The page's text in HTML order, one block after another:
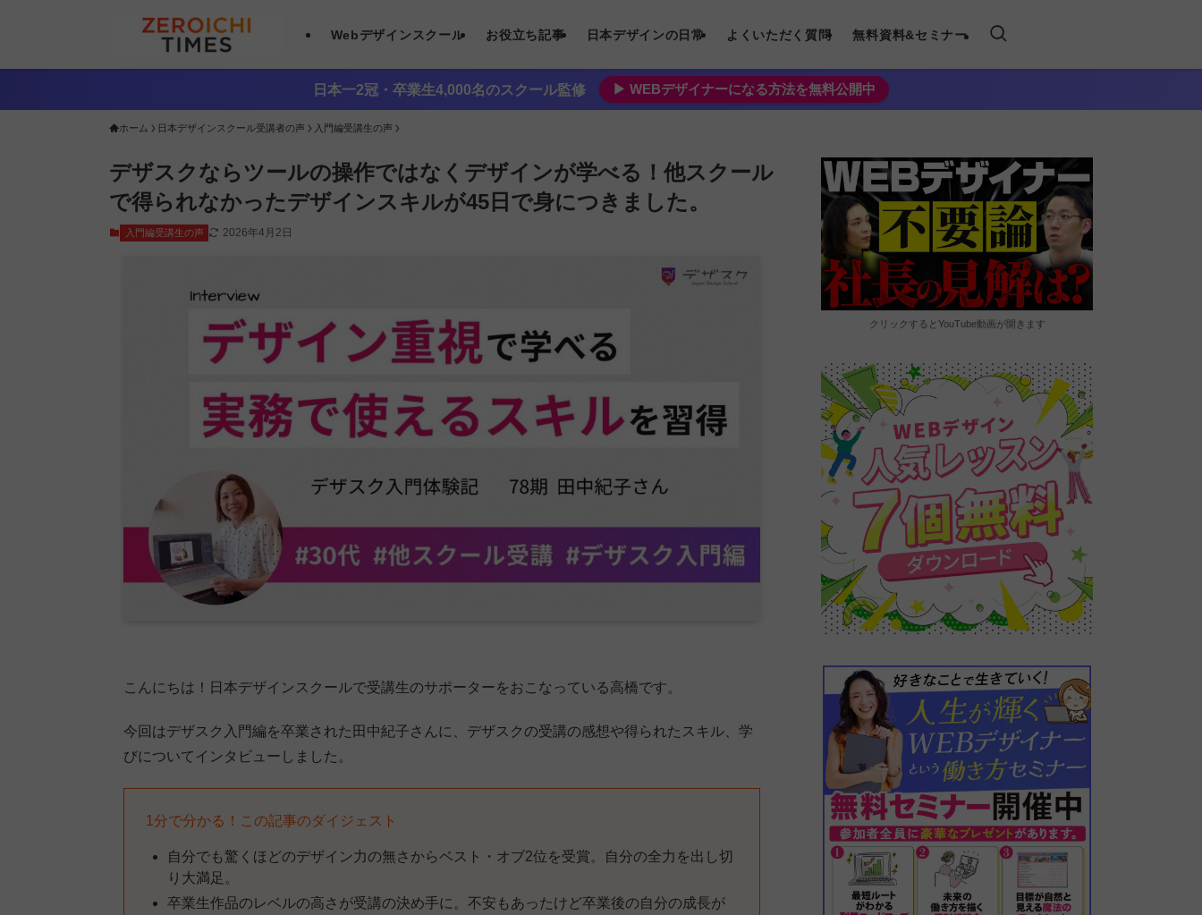
Webデザインスクール お役立ち記事 日本デザインの日常 よくいただく質問 無料資料&セミナー
日本一2冠・卒業生4,000名のスクール監修 ▶︎ WEBデザイナーになる方法を無料公開中
ホーム 日本デザインスクール受講者の声 入門編受講生の声
デザスクならツールの操作ではなくデザインが学べる！他スクール
で得られなかったデザインスキルが45日で身につきました。
入門編受講生の声 2026年4月2日
こんにちは！日本デザインスクールで受講生のサポーターをおこなっている高橋です。
今回はデザスク入門編を卒業された田中紀子さんに、デザスクの受講の感想や得られたスキル、学
びについてインタビューしました。
1分で分かる！この記事のダイジェスト
自分でも驚くほどのデザイン力の無さからベスト・オブ2位を受賞。自分の全力を出し切
り大満足。
卒業生作品のレベルの高さが受講の決め手に。不安もあったけど卒業後の自分の成長が
クリックするとYouTube動画が開きます